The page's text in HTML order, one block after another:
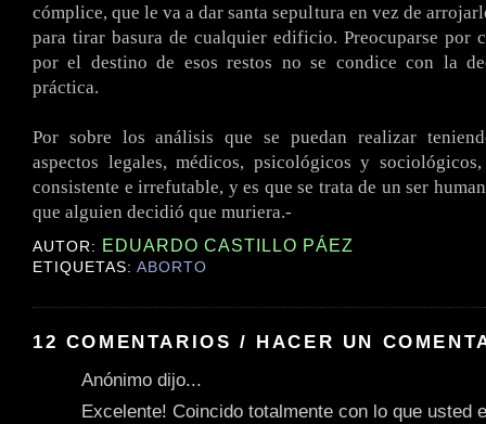
cómplice, que le va a dar santa sepultura en vez de
para tirar basura de cualquier edificio. Preocuparse por
por el destino de esos restos no se condice con la
práctica.
Por sobre los análisis que se puedan realizar
aspectos legales, médicos, psicológicos y
consistente e irrefutable, y es que se trata de un ser
que alguien decidió que muriera.-
AUTOR: EDUARDO CASTILLO PÁEZ
ETIQUETAS:ABORTO
12 COMENTARIOS / HACER UN
Anónimo dijo...
Excelente! Coincido totalmente con lo que usted